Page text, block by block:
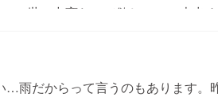
…世の中変わって欲しいこの本出
…雨だからって言うのもあります。